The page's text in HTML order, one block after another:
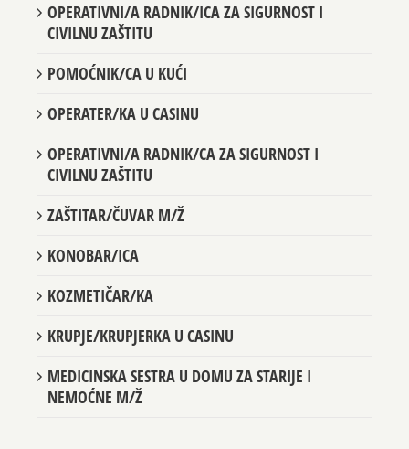
OPERATIVNI/A RADNIK/ICA ZA SIGURNOST I
CIVILNU ZAŠTITU
POMOĆNIK/CA U KUĆI
OPERATER/KA U CASINU
OPERATIVNI/A RADNIK/CA ZA SIGURNOST I
CIVILNU ZAŠTITU
ZAŠTITAR/ČUVAR M/Ž
KONOBAR/ICA
KOZMETIČAR/KA
KRUPJE/KRUPJERKA U CASINU
MEDICINSKA SESTRA U DOMU ZA STARIJE I
NEMOĆNE M/Ž